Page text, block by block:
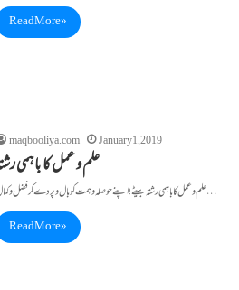
Read More »
maqbooliya.com January 1, 2019
علم و عمل کا باہمی
علم و عمل کا باہمی رشتہ بیٹے! اپنے حوصلہ و ہمت کو بال و پر دے کر فضل و کمال…
Read More »